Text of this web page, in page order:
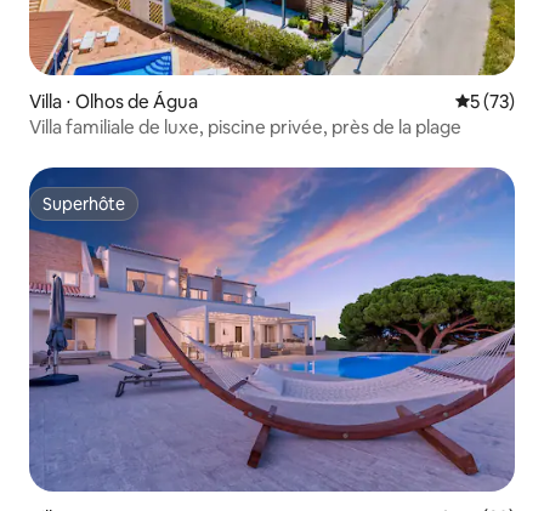
Villa ⋅ Olhos de Água
5 (73)
Villa familiale de luxe, piscine privée, près de la plage
Superhôte
Superhôte